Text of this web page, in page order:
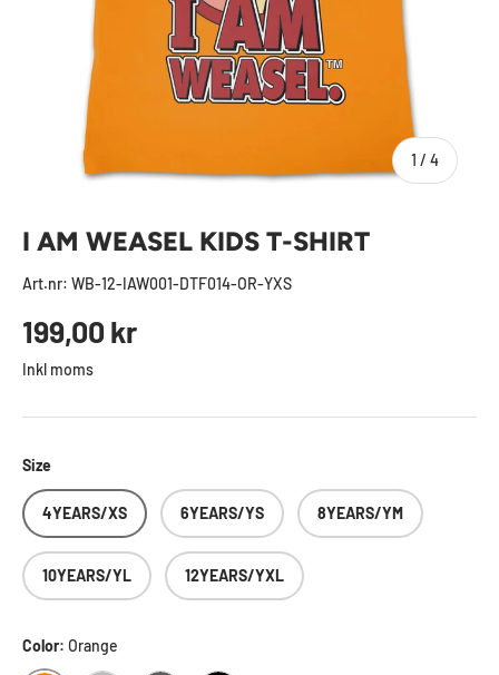
1 / av
4
I AM WEASEL KIDS T-SHIRT
Art.nr: WB-12-IAW001-DTF014-OR-YXS
Ordinarie pris
199,00 kr
Inkl moms
Size
4YEARS/XS 6YEARS/YS 8YEARS/YM
10YEARS/YL 12YEARS/YXL
Color: Orange